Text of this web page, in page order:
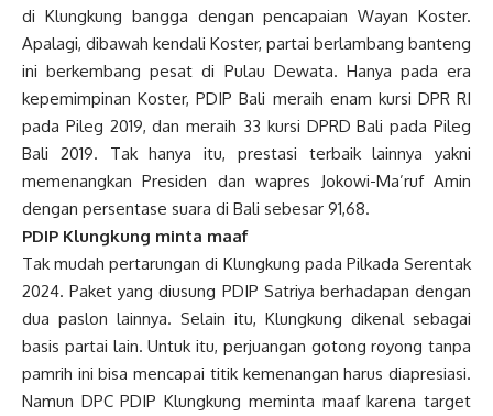
di Klungkung bangga dengan pencapaian Wayan Koster.
Apalagi, dibawah kendali Koster, partai berlambang banteng
ini berkembang pesat di Pulau Dewata. Hanya pada era
kepemimpinan Koster, PDIP Bali meraih enam kursi DPR RI
pada Pileg 2019, dan meraih 33 kursi DPRD Bali pada Pileg
Bali 2019. Tak hanya itu, prestasi terbaik lainnya yakni
memenangkan Presiden dan wapres Jokowi-Ma’ruf Amin
dengan persentase suara di Bali sebesar 91,68.
PDIP Klungkung minta maaf
Tak mudah pertarungan di Klungkung pada Pilkada Serentak
2024. Paket yang diusung PDIP Satriya berhadapan dengan
dua paslon lainnya. Selain itu, Klungkung dikenal sebagai
basis partai lain. Untuk itu, perjuangan gotong royong tanpa
pamrih ini bisa mencapai titik kemenangan harus diapresiasi.
Namun DPC PDIP Klungkung meminta maaf karena target